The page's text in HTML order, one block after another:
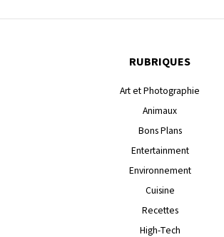
RUBRIQUES
Art et Photographie
Animaux
Bons Plans
Entertainment
Environnement
Cuisine
Recettes
High-Tech